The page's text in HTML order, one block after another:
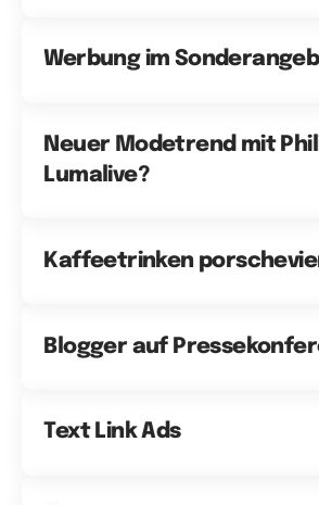
Werbung im
Neuer Modetrend mit
Lumalive?
Kaffeetrinken
Blogger auf
Text Link Ads